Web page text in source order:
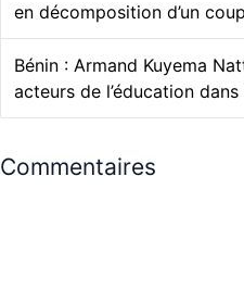
en décomposition d’un
Bénin : Armand Kuyema
acteurs de l’éducation
Commentaires